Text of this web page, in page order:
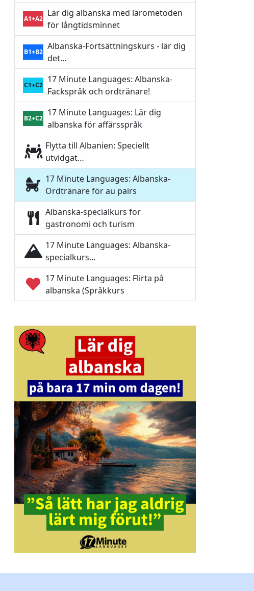
A1+A2
Lär dig albanska med lärometoden
för långtidsminnet
B1+B2
Albanska-Fortsättningskurs - lär dig
det…
C1+C2
17 Minute Languages: Albanska-
Fackspråk och ordtränare!
B2+C2
17 Minute Languages: Lär dig
albanska för affärsspråk
Flytta till Albanien: Speciellt
utvidgat…
17 Minute Languages: Albanska-
Ordtränare för au pairs
Albanska-specialkurs för
gastronomi och turism
17 Minute Languages: Albanska-
specialkurs…
17 Minute Languages: Flirta på
albanska (Språkkurs